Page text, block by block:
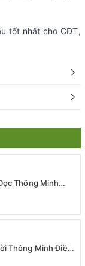
tốt nhất cho CĐT,
Thông Minh
Thông Minh Điều